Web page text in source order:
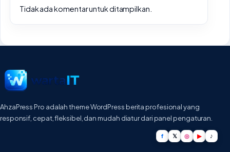
Tidak ada komentar untuk ditampilkan.
AhzaPress Pro adalah theme WordPress berita profesional yang
responsif, cepat, fleksibel, dan mudah diatur dari panel pengaturan.
f 𝕏 ◎ ▶ ♪